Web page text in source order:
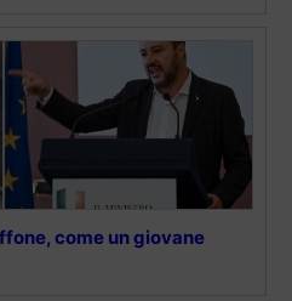
come un giovane